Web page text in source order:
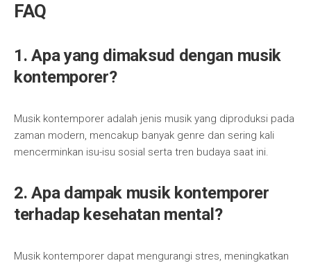
FAQ
1. Apa yang dimaksud dengan musik
kontemporer?
Musik kontemporer adalah jenis musik yang diproduksi pada
zaman modern, mencakup banyak genre dan sering kali
mencerminkan isu-isu sosial serta tren budaya saat ini.
2. Apa dampak musik kontemporer
terhadap kesehatan mental?
Musik kontemporer dapat mengurangi stres, meningkatkan